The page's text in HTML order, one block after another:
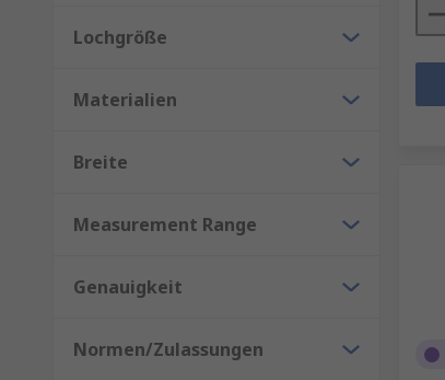
Lochgröße
Materialien
Breite
Measurement Range
Genauigkeit
Normen/Zulassungen